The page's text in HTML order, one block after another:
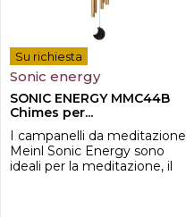
Su richiesta
Sonic energy
SONIC ENERGY MMC44B
Chimes per...
I campanelli da meditazione
Meinl Sonic Energy sono
ideali per la meditazione, il